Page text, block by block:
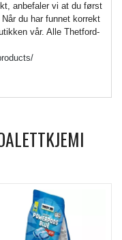
anbefaler vi at du først
du har funnet korrekt
vår. Alle Thetford-